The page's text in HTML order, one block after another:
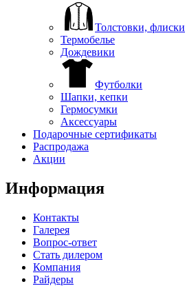
Толстовки, флиски
Термобелье
Дождевики
Футболки
Шапки, кепки
Гермосумки
Аксессуары
Подарочные сертификаты
Распродажа
Акции
Информация
Контакты
Галерея
Вопрос-ответ
Стать дилером
Компания
Райдеры